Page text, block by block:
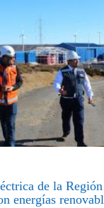
de la
energías